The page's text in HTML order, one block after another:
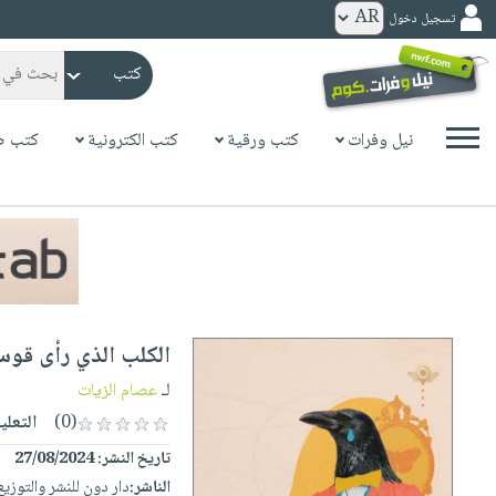
كتب
ورقية
المواضيع
عروض
خاصة
صفحات
مشوقة
الكترونية
حديثاً
الأكثر
كتب
مجانية
الرئيسية
masmu3
حدودالصفحةوسائل
تسجيل دخول
نيل وفرات كتب ورقية كتب الكترونية كتب
الكلب الذي رأى
لـعصام الزيات
(0)
تاريخ النشر:27/08/2024
الناشر:دار دون للنشر